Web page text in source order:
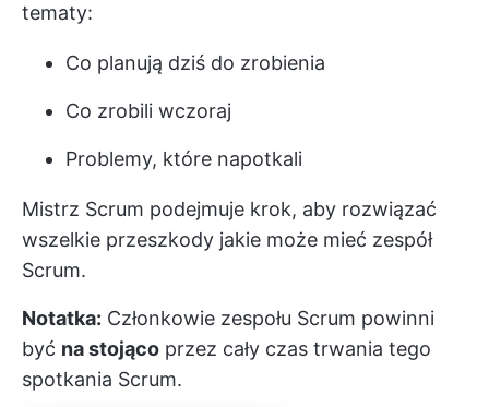
tematy:
Co planują dziś do zrobienia
Co zrobili wczoraj
Problemy, które napotkali
Mistrz Scrum podejmuje krok, aby rozwiązać
wszelkie przeszkody jakie może mieć zespół
Scrum.
Notatka: Członkowie zespołu Scrum powinni
być na stojąco przez cały czas trwania tego
spotkania Scrum.